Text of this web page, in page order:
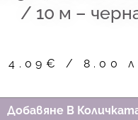
/ 10 м –
4.09 € / 8.00
Добавяне В